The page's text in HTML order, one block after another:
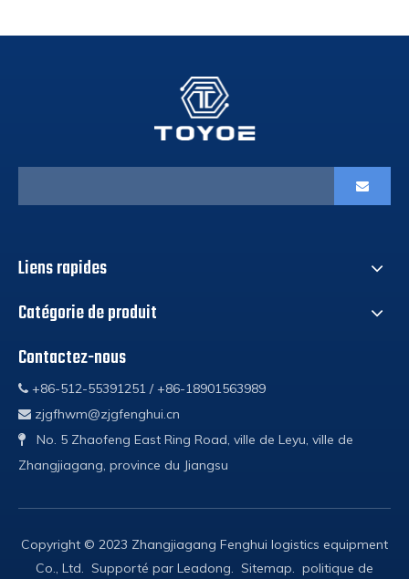
Liens rapides
Catégorie de produit
Contactez-nous
 +86-512-55391251 / +86-18901563989
 zjgfhwm@zjgfenghui.cn

No. 5 Zhaofeng East Ring Road, ville de Leyu, ville de
Zhangjiagang, province du Jiangsu
Copyright © 2023 Zhangjiagang Fenghui logistics equipment
Co., Ltd. Supporté par Leadong. Sitemap. politique de